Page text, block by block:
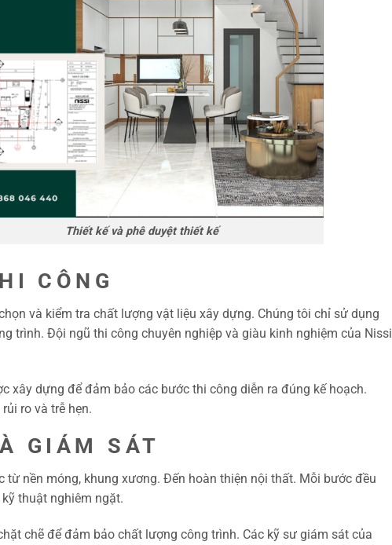
duyệt thiết kế
CÔNG
và kiểm tra chất lượng vật liệu xây dựng. Chúng tôi chỉ sử dụng
trình. Đội ngũ thi công chuyên nghiệp và giàu kinh nghiệm của Nissi
xây dựng để đảm bảo các bước thi công diễn ra đúng kế hoạch.
ro và trễ hẹn.
GIÁM SÁT
nền móng, khung xương. Đến hoàn thiện nội thất. Mỗi bước đều
thuật nghiêm ngặt.
chẽ để đảm bảo chất lượng công trình. Các kỹ sư giám sát của